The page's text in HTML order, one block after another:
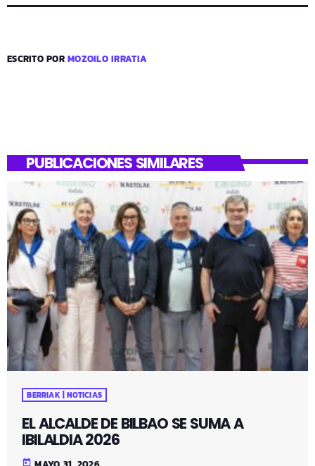
ESCRITO PORMOZOILO IRRATIA
PUBLICACIONES SIMILARES
BERRIAK | NOTICIAS
EL ALCALDE DE BILBAO SE SUMA A
IBILALDIA 2026
today